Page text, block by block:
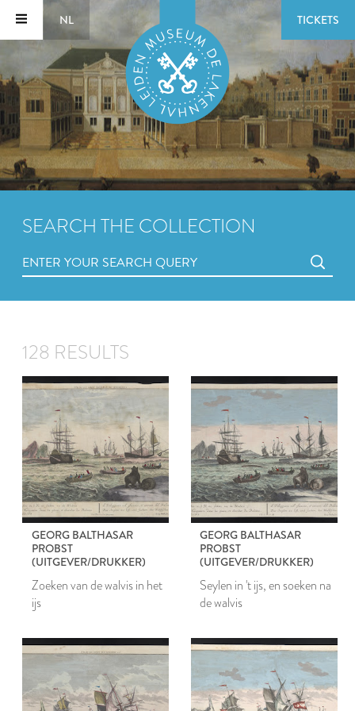
NL TICKETS
SEARCH THE COLLECTION
128 RESULTS
GEORG BALTHASAR
PROBST
(UITGEVER/DRUKKER)
Zoeken van de walvis in het
ijs
GEORG BALTHASAR
PROBST
(UITGEVER/DRUKKER)
Seylen in 't ijs, en soeken na
de walvis